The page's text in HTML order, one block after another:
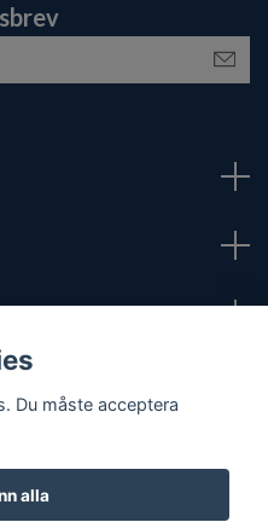
Du måste acceptera
alla